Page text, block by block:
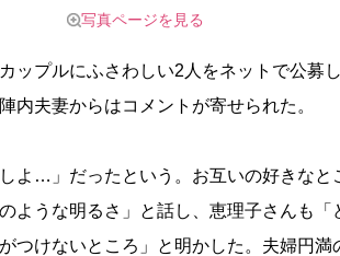
写真ページを見る
ップルにふさわしい2人をネットで公募
内夫妻からはコメントが寄せられた。
よ…」だったという。お互いの好きなと
ような明るさ」と話し、恵理子さんも「
つけないところ」と明かした。夫婦円満